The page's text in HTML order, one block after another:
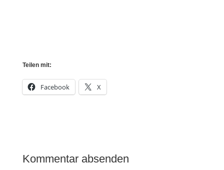
Teilen mit:
Facebook X
Kommentar absenden